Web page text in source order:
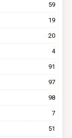
59
19
20
4
91
97
98
7
51